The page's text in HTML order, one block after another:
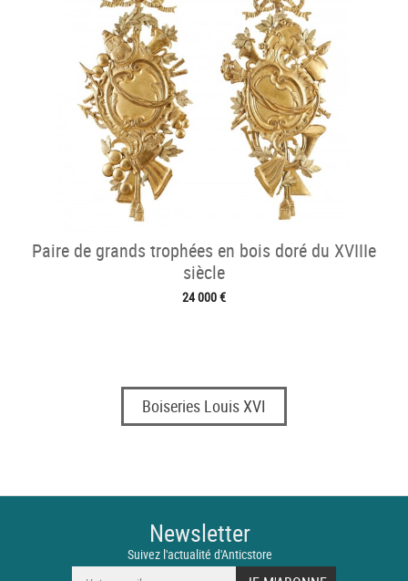
Paire de grands trophées en bois doré du XVIIIe
siècle
24 000 €
Boiseries Louis XVI
Newsletter
Suivez l'actualité d'Anticstore